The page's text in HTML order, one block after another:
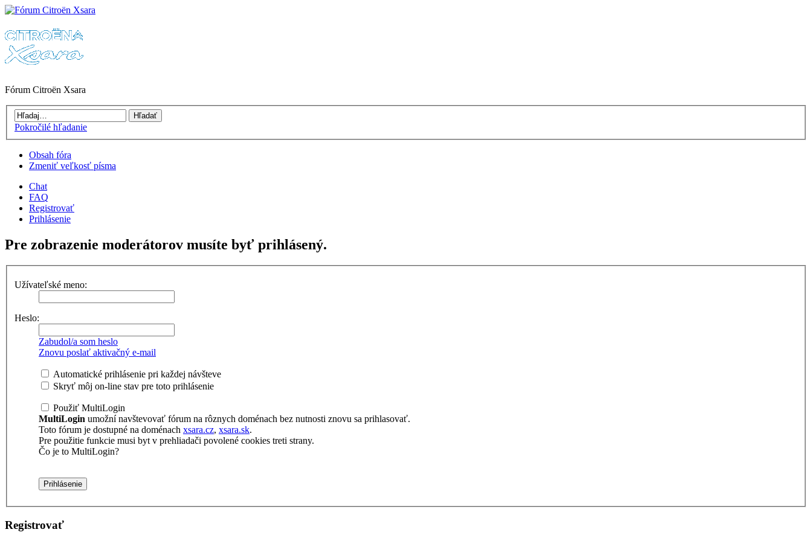
Fórum Citroën Xsara
Pokročilé hľadanie
Obsah fóra
Zmeniť veľkosť písma
Chat
FAQ
Registrovať
Prihlásenie
Pre zobrazenie moderátorov musíte byť prihlásený.
Užívateľské meno:
Heslo:
Zabudol/a som heslo
Znovu poslať aktivačný e-mail
Automatické prihlásenie pri každej návšteve
Skryť môj on-line stav pre toto prihlásenie
Použiť MultiLogin
MultiLogin umožní navštevovať fórum na rôznych doménach bez nutnosti znovu sa prihlasovať.
Toto fórum je dostupné na doménach xsara.cz, xsara.sk.
Pre použitie funkcie musi byt v prehliadači povolené cookies treti strany.
Čo je to MultiLogin?
Registrovať